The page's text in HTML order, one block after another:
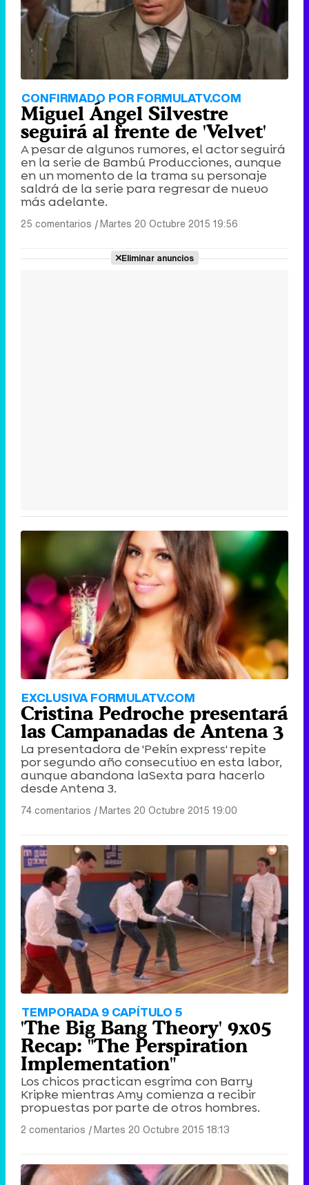
CONFIRMADO POR FORMULATV.COM
Miguel Ángel Silvestre
seguirá al frente de 'Velvet'
A pesar de algunos rumores, el actor seguirá
en la serie de Bambú Producciones, aunque
en un momento de la trama su personaje
saldrá de la serie para regresar de nuevo
más adelante.
25 comentarios |Martes 20 Octubre 2015 19:56
Eliminar anuncios
EXCLUSIVA FORMULATV.COM
Cristina Pedroche presentará
las Campanadas de Antena 3
La presentadora de 'Pekín express' repite
por segundo año consecutivo en esta labor,
aunque abandona laSexta para hacerlo
desde Antena 3.
74 comentarios |Martes 20 Octubre 2015 19:00
TEMPORADA 9 CAPÍTULO 5
'The Big Bang Theory' 9x05
Recap: "The Perspiration
Implementation"
Los chicos practican esgrima con Barry
Kripke mientras Amy comienza a recibir
propuestas por parte de otros hombres.
2 comentarios |Martes 20 Octubre 2015 18:13